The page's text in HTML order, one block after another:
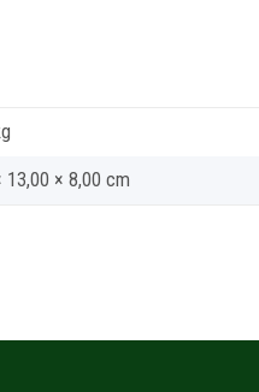
13,00 × 8,00 cm